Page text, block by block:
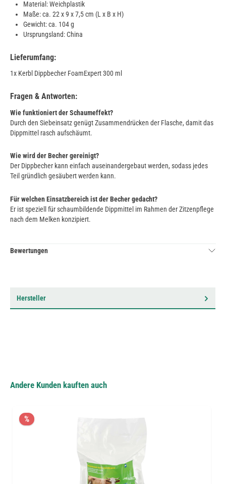
Material: Weichplastik
Maße: ca. 22 x 9 x 7,5 cm (L x B x H)
Gewicht: ca. 104 g
Ursprungsland: China
Lieferumfang:
1x Kerbl Dippbecher FoamExpert 300 ml
Fragen & Antworten:
Wie funktioniert der Schaumeffekt?
Durch den Siebeinsatz genügt Zusammendrücken der Flasche, damit das
Dippmittel rasch aufschäumt.
Wie wird der Becher gereinigt?
Der Dippbecher kann einfach auseinandergebaut werden, sodass jedes
Teil gründlich gesäubert werden kann.
Für welchen Einsatzbereich ist der Becher gedacht?
Er ist speziell für schaumbildende Dippmittel im Rahmen der Zitzenpflege
nach dem Melken konzipiert.
Bewertungen
Hersteller
Andere Kunden kauften auch
%